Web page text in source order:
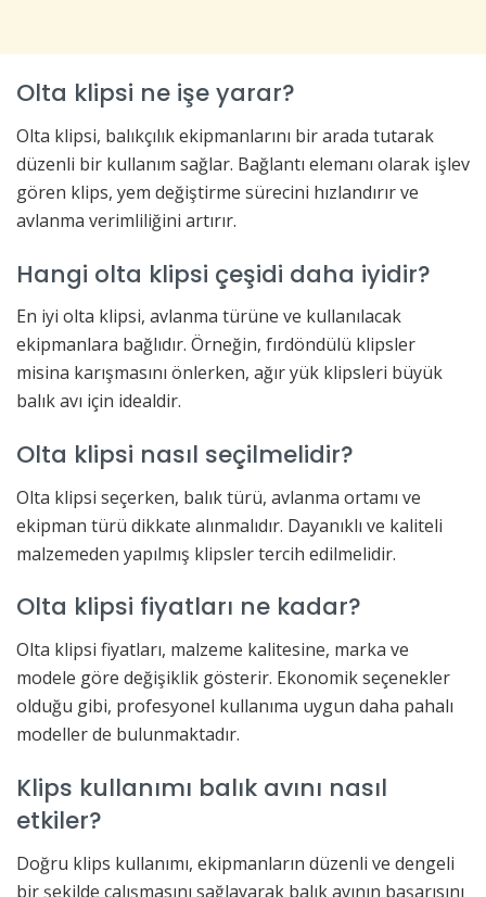
Olta klipsi ne işe yarar?
Olta klipsi, balıkçılık ekipmanlarını bir arada tutarak
düzenli bir kullanım sağlar. Bağlantı elemanı olarak işlev
gören klips, yem değiştirme sürecini hızlandırır ve
avlanma verimliliğini artırır.
Hangi olta klipsi çeşidi daha iyidir?
En iyi olta klipsi, avlanma türüne ve kullanılacak
ekipmanlara bağlıdır. Örneğin, fırdöndülü klipsler
misina karışmasını önlerken, ağır yük klipsleri büyük
balık avı için idealdir.
Olta klipsi nasıl seçilmelidir?
Olta klipsi seçerken, balık türü, avlanma ortamı ve
ekipman türü dikkate alınmalıdır. Dayanıklı ve kaliteli
malzemeden yapılmış klipsler tercih edilmelidir.
Olta klipsi fiyatları ne kadar?
Olta klipsi fiyatları, malzeme kalitesine, marka ve
modele göre değişiklik gösterir. Ekonomik seçenekler
olduğu gibi, profesyonel kullanıma uygun daha pahalı
modeller de bulunmaktadır.
Klips kullanımı balık avını nasıl
etkiler?
Doğru klips kullanımı, ekipmanların düzenli ve dengeli
bir şekilde çalışmasını sağlayarak balık avının başarısını